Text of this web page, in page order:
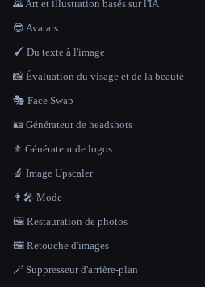
🌄 Art et illustration basés sur l'IA
😎 Avatars
🖌️ Du texte à l'image
📸 Évaluation du visage et de la beauté
🎭 Face Swap
🪪 Générateur de headshots
⚜️ Générateur de logos
🔬 Image Upscaler
👩‍🎤 Mode
🖼️ Restauration de photos
🖼️ Retouche d'images
🪄 Suppresseur d'arrière-plan